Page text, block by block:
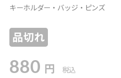
キーホルダー・バッジ・ピンズ
品切れ
880 円 税込